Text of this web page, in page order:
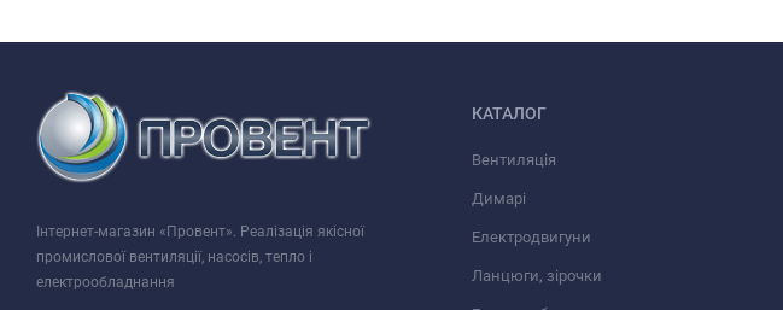
Інтернет-магазин «Провент». Реалізація якісної
промислової вентиляції, насосів, тепло і
електрообладнання
КАТАЛОГ
Вентиляція
Димарі
Електродвигуни
Ланцюги, зірочки